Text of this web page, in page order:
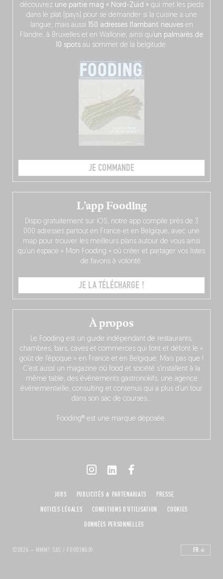
découvrez une partie mag « Nord-Zuid » qui met les pieds
dans le plat (pays) pour se demander si la cuisine a une
langue, mais aussi 150 adresses flambant neuvesen
Flandre, à Bruxelles et en Wallonie, ainsi qu’ un palmarès de
10 spots au sommet de la belgitude.
JE COMMANDE
À propos
Le Fooding est un guide indépendant de restaurants,
chambres, bars, caves et commerces qui font et défont le «
goût de l’époque » en France et en Belgique. Mais pas que !
C’est aussi un magazine où food et société s’installent à la
même table, des événements gastronokifs, une agence
événementielle, consulting et contenus qui a plus d’un tour
dans son sac de courses…
Fooding® est une marque déposée.
L’app Fooding
Dispo gratuitement sur iOS, notre app compile près de 3
000 adresses partout en France et en Belgique, avec une
map pour trouver les meilleurs plans autour de vous ainsi
qu’un espace « Mon Fooding » où créer et partager vos listes
de favoris à volonté.
JE LA TÉLÉCHARGE !
©2026 – MMM! SAS / FOODING®
JOBS PUBLICITÉS & PARTENARIATS
PRESSE
NOTICES LÉGALES
CONDITIONS D'UTILISATION
COOKIES
DONNÉES PERSONNELLES
FR